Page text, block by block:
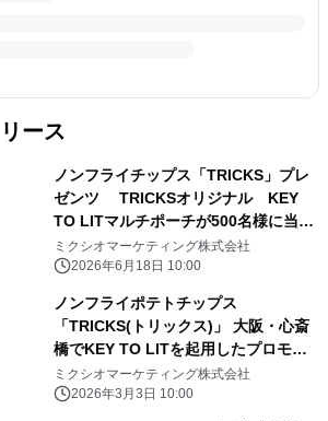
ース
ノンフライチップス「TRICKS」プレ
ゼンツ TRICKSオリジナル KEY
TO LITマルチポーチが500名様に当た
る 「Let's トリックス キャンペーン」
7月1日スタート!
ミクシオマーケティング株式会社
2026年6月18日 10:00
ノンフライポテトチップス
「TRICKS(トリックス)」 大阪・心斎
橋でKEY TO LITを起用したプロモー
ションを実施 3月17日からフラッグ掲
示や限定セット販売など
ミクシオマーケティング株式会社
2026年3月3日 10:00